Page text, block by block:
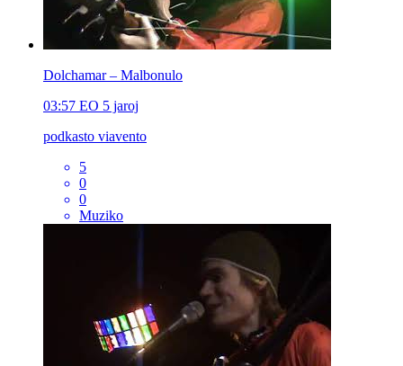
Dolchamar – Malbonulo
03:57 EO 5 jaroj
podkasto viavento
5
0
0
Muziko